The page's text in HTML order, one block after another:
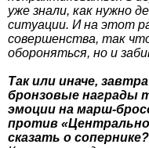
уже знали, как нужно
ситуации. И на этот
совершенства, так
обороняться, но и
Так или иначе,
бронзовые награды
эмоции на марш-
против
сказать о сопернике?